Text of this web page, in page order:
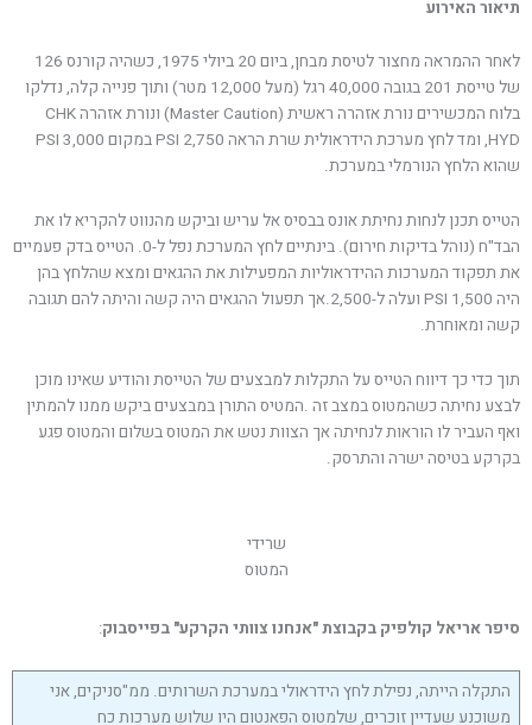
תיאור האירוע
לאחר ההמראה מחצור לטיסת מבחן, ביום 20 ביולי 1975, כשהיה קורנס 126
של טייסת 201 בגובה 40,000 רגל (מעל 12,000 מטר) ותוך פנייה קלה, נדלקו
בלוח המכשירים נורת אזהרה ראשית (Master Caution) ונורת אזהרה CHK
HYD, ומד לחץ מערכת הידראולית שרת הראה PSI 2,750 במקום PSI 3,000
שהוא הלחץ הנורמלי במערכת.
הטייס תכנן לנחות נחיתת אונס בבסיס אל עריש וביקש מהנווט להקריא לו את
הבד"ח (נוהל בדיקות חירום). בינתיים לחץ המערכת נפל ל-0. הטייס בדק פעמיים
את תפקוד המערכות ההידראוליות המפעילות את ההגאים ומצא שהלחץ בהן
היה 1,500 PSI ועלה ל-2,500.אך תפעול ההגאים היה קשה והיתה להם תגובה
קשה ומאוחרת.
תוך כדי כך דיווח הטייס על התקלות למבצעים של הטייסת והודיע שאינו מוכן
לבצע נחיתה כשהמטוס במצב זה .המטיס התורן במבצעים ביקש ממנו להמתין
ואף העביר לו הוראות לנחיתה אך הצוות נטש את המטוס בשלום והמטוס פגע
בקרקע בטיסה ישרה והתרסק.
שרידי
המטוס
סיפר אריאל קולפיק בקבוצת "אנחנו צוותי הקרקע" בפייסבוק:
התקלה הייתה, נפילת לחץ הידראולי במערכת השרותים. ממ"סניקים, אני
משוכנע שעדיין זוכרים, שלמטוס הפאנטום היו שלוש מערכות כח